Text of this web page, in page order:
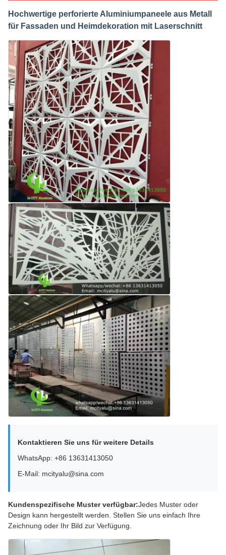
Hochwertige perforierte Aluminiumpaneele aus Metall
für Fassaden und Heimdekoration mit Laserschnitt
Kontaktieren Sie uns für weitere Details
WhatsApp: +86 13631413050
E-Mail: mcityalu@sina.com
Kundenspezifische Muster verfügbar:Jedes Muster oder
Design kann hergestellt werden. Stellen Sie uns einfach Ihre
Zeichnung oder Ihr Bild zur Verfügung.